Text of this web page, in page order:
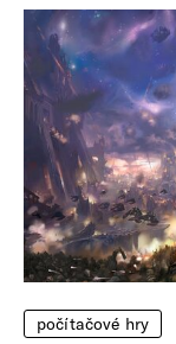
počítačové hry